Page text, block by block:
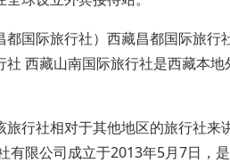
国际旅行社）西藏昌都国际旅
西藏山南国际旅行社是西藏本
行社相对于其他地区的旅行社
有限公司成立于2013年5月7日，